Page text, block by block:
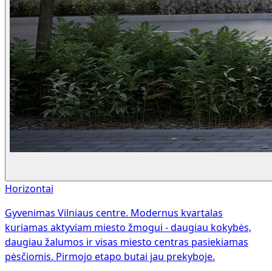
Horizontai
Gyvenimas Vilniaus centre. Modernus kvartalas
kuriamas aktyviam miesto žmogui - daugiau kokybės,
daugiau žalumos ir visas miesto centras pasiekiamas
pėsčiomis. Pirmojo etapo butai jau prekyboje.